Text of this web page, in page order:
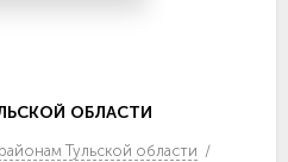
ОБЛАСТИ
районам Тульской области /